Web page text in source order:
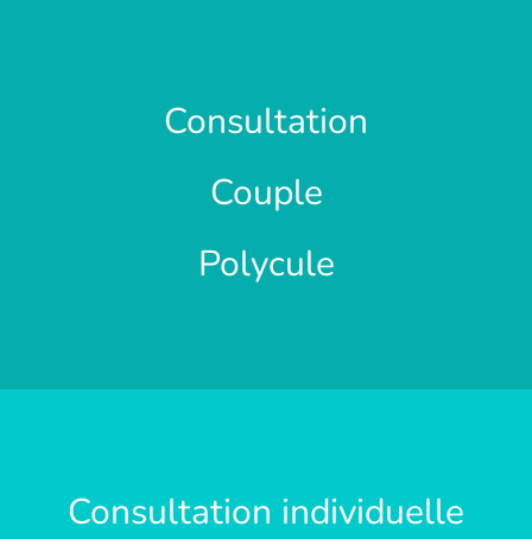
Consultation
Couple
Polycule
Consultation individuelle